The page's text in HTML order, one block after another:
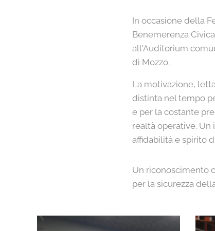
In occasione della
Benemerenza
all'Auditorium
di Mozzo.
La motivazione,
distinta nel tempo
e per la costante
realtà operative.
affidabilità e spirito
Un riconoscimento
per la sicurezza